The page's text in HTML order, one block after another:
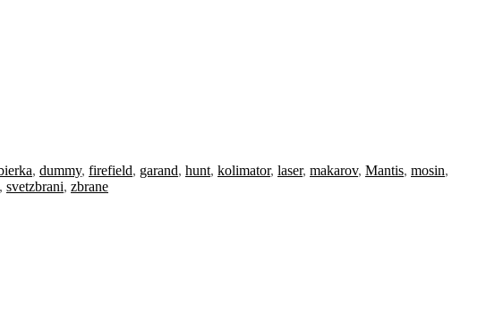
, dummy, firefield, garand, hunt, kolimator, laser, makarov, Mantis, mosin,
, svetzbrani, zbrane